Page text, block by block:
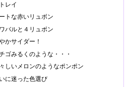
レイ
トな赤いリュボン
バルと４リュボン
かサイダー！
ゴみるくのような・・・
いメロンのようなポンポン
に迷った色選び